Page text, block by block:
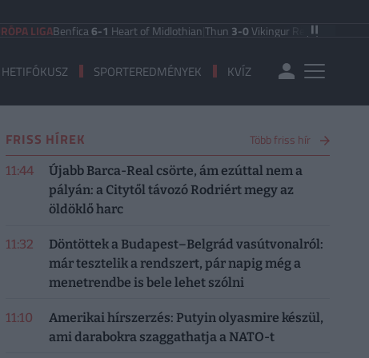
Benfica6-1Heart of Midlothian|Thun3-0Vikingur Reykjavik PAOK Saloniki
HETIFÓKUSZ SPORTEREDMÉNYEK KVÍZ
FRISS HÍREK Több friss hír
11:44
Újabb Barca-Real csörte, ám ezúttal nem a
pályán: a Citytől távozó Rodriért megy az
öldöklő harc
11:32
Döntöttek a Budapest–Belgrád vasútvonalról:
már tesztelik a rendszert, pár napig még a
menetrendbe is bele lehet szólni
11:10
Amerikai hírszerzés: Putyin olyasmire készül,
ami darabokra szaggathatja a NATO-t